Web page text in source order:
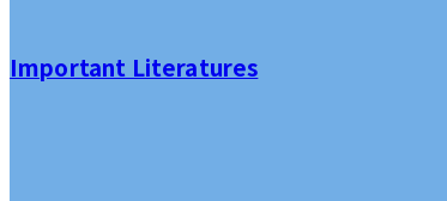
Important Literatures